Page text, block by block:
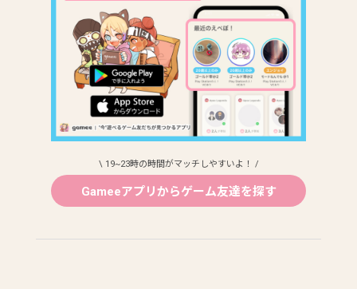
\ 19~23時の時間がマッチしやすいよ！ /
Gameeアプリからゲーム友達を探す